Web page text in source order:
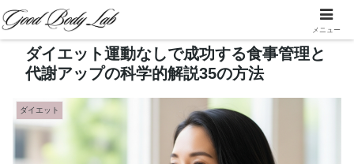
ダイエット運動なしで成功する食事管理と
代謝アップの科学的解説35の方法
ダイエット
メニュー